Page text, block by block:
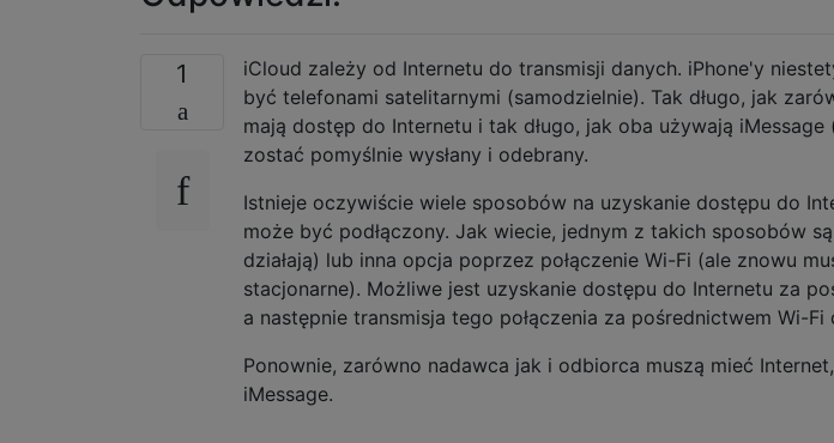
1
iCloud zależy od Internetu do transmisji danych. iPhone'y
być telefonami satelitarnymi (samodzielnie). Tak długo, jak
mają dostęp do Internetu i tak długo, jak oba używają iMessage
zostać pomyślnie wysłany i odebrany.
Istnieje oczywiście wiele sposobów na uzyskanie dostępu do
może być podłączony. Jak wiecie, jednym z takich sposobów
działają) lub inna opcja poprzez połączenie Wi-Fi (ale znowu
stacjonarne). Możliwe jest uzyskanie dostępu do Internetu za
a następnie transmisja tego połączenia za pośrednictwem Wi-Fi
Ponownie, zarówno nadawca jak i odbiorca muszą mieć
iMessage.